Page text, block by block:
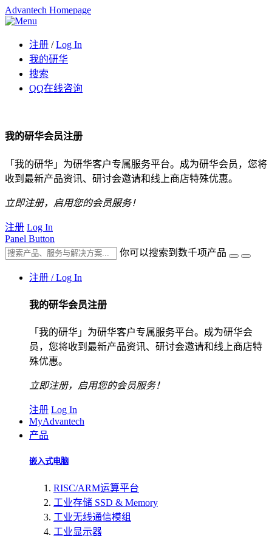
Advantech Homepage
注册 / Log In
我的研华
搜索
QQ在线咨询
我的研华会员注册
「我的研华」为研华客户专属服务平台。成为研华会员，您将
收到最新产品资讯、研讨会邀请和线上商店特殊优惠。
立即注册，启用您的会员服务！
注册 Log In
Panel Button
你可以搜索到数千项产品
注册 / Log In
我的研华会员注册
「我的研华」为研华客户专属服务平台。成为研华会
员，您将收到最新产品资讯、研讨会邀请和线上商店特
殊优惠。
立即注册，启用您的会员服务！
注册 Log In
MyAdvantech
产品
嵌入式电脑
RISC/ARM运算平台
工业存储 SSD & Memory
工业无线通信模组
工业显示器